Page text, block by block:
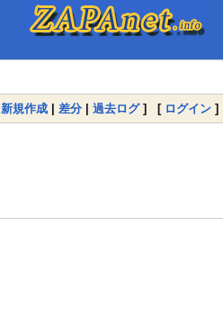
新規作成 | 差分 | 過去ログ] [ ログイン ]